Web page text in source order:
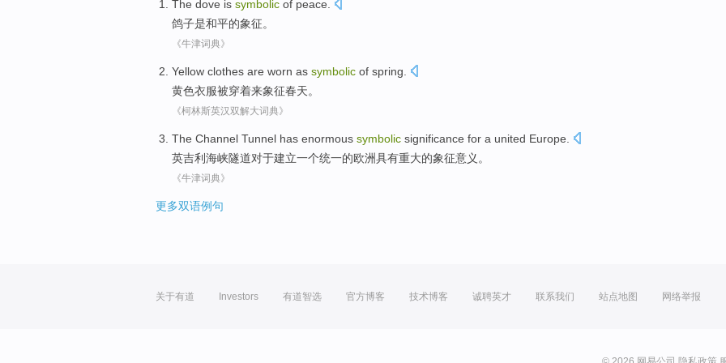
The dove is symbolic of peace
鸽子是和平的象征。
《牛津词典》
Yellow clothes are worn as symbolic of spring
黄色衣服被穿着来象征春天。
《柯林斯英汉双解大词典》
The Channel Tunnel has enormous symbolic significance for a united Europe
英吉利海峡隧道对于建立一个统一的欧洲具有重大的象征意义 。
《牛津词典》
更多双语例句
关于有道 Investors 有道智选 官方博客 技术博客 诚聘英才 联系我们 站点地图 网络举报